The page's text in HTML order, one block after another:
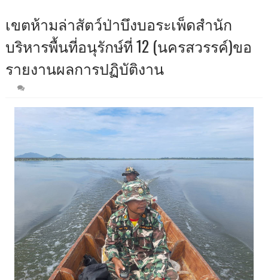
เขตห้ามล่าสัตว์ป่าบึงบอระเพ็ดสำนัก
บริหารพื้นที่อนุรักษ์ที่ 12 (นครสวรรค์)ขอ
รายงานผลการปฏิบัติงาน